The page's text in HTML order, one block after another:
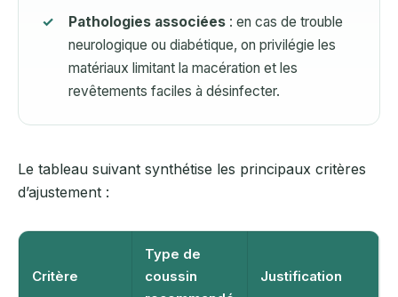
Pathologies associées : en cas de trouble
neurologique ou diabétique, on privilégie les
matériaux limitant la macération et les
revêtements faciles à désinfecter.
Le tableau suivant synthétise les principaux critères
d’ajustement :
Critère
Type de
coussin
Justification